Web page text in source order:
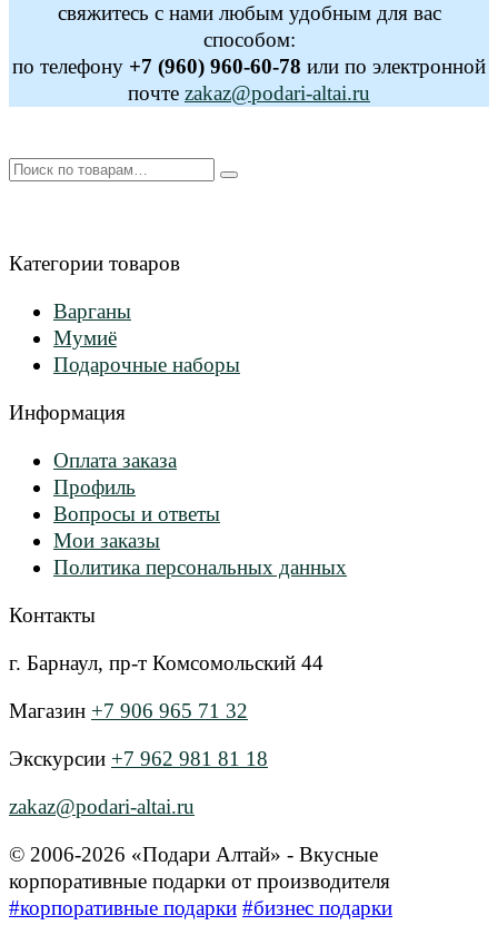
свяжитесь с нами любым удобным для вас
способом:
по телефону +7 (960) 960-60-78 или по электронной
почте zakaz@podari-altai.ru
Искать:
Категории товаров
Варганы
Мумиё
Подарочные наборы
Информация
Оплата заказа
Профиль
Вопросы и ответы
Мои заказы
Политика персональных данных
Контакты
г. Барнаул, пр-т Комсомольский 44
Магазин +7 906 965 71 32
Экскурсии +7 962 981 81 18
zakaz@podari-altai.ru
© 2006-2026 «Подари Алтай» - Вкусные
корпоративные подарки от производителя
#корпоративные подарки #бизнес подарки